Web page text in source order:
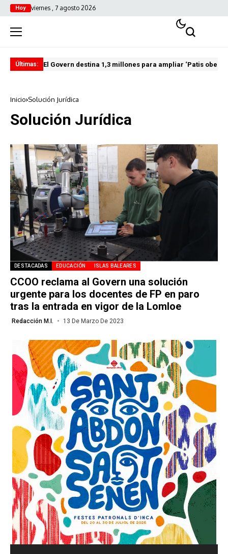
Hoy viernes , 7 agosto 2026
Últimas: El Govern destina 1,3 millones para ampliar ‘Patis
Inicio Solución Jurídica
Solución Jurídica
DESTACADAS EDUCACIÓN ISLAS BALEARES
CCOO reclama al Govern una solución
urgente para los docentes de FP en paro
tras la entrada en vigor de la Lomloe
Redacción M.I. 13 De Marzo De 2023